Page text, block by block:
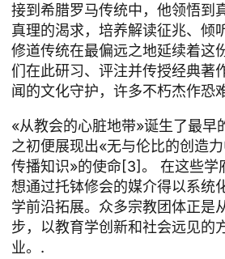
接到希腊罗马传统中，他领悟到
真理的渴求，培养解读征兆、倾
修道传统在最偏远之地延续着这
们在此研习、评注并传授经典著
闻的文化守护，许多不朽杰作恐
«从教会的心脏地带»诞生了最早
之初便展现出«无与伦比的创造
传播知识»的使命[3]。 在这些学
想通过托钵修会的媒介得以系统
学前沿拓展。众多宗教团体正是
步，以教育学创新和社会远见的
业。.